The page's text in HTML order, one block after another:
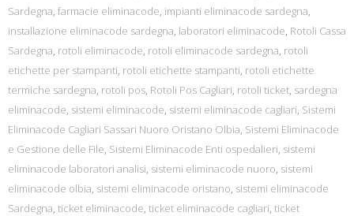
Sardegna, farmacie eliminacode, impianti eliminacode sardegna,
installazione eliminacode sardegna, laboratori eliminacode, Rotoli Cassa
Sardegna, rotoli eliminacode, rotoli eliminacode sardegna, rotoli
etichette per stampanti, rotoli etichette stampanti, rotoli etichette
termiche sardegna, rotoli pos, Rotoli Pos Cagliari, rotoli ticket, sardegna
eliminacode, sistemi eliminacode, sistemi eliminacode cagliari, Sistemi
Eliminacode Cagliari Sassari Nuoro Oristano Olbia, Sistemi Eliminacode
e Gestione delle File, Sistemi Eliminacode Enti ospedalieri, sistemi
eliminacode laboratori analisi, sistemi eliminacode nuoro, sistemi
eliminacode olbia, sistemi eliminacode oristano, sistemi eliminacode
Sardegna, ticket eliminacode, ticket eliminacode cagliari, ticket